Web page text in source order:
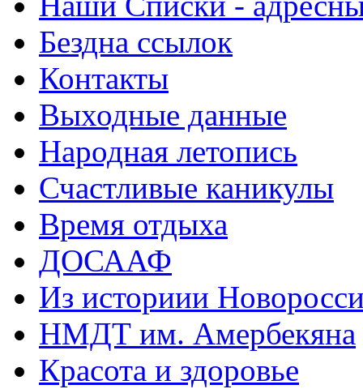
Бездна ссылок
Контакты
Выходные данные
Народная летопись
Счастливые каникулы
Время отдыха
ДОСААФ
Из историии
НМДТ им. Амербекяна
Красота и здоровье